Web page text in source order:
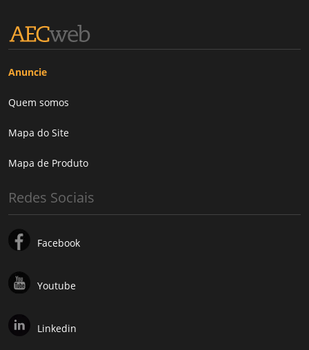
Anuncie
Quem somos
Mapa do Site
Mapa de Produto
Redes Sociais
Facebook
Youtube
Linkedin